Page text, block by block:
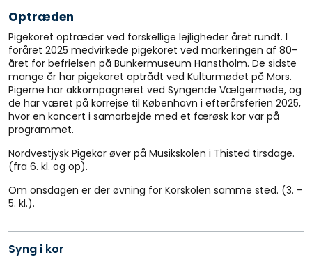
Optræden
Pigekoret optræder ved forskellige lejligheder året rundt. I
foråret 2025 medvirkede pigekoret ved markeringen af 80-
året for befrielsen på Bunkermuseum Hanstholm. De sidste
mange år har pigekoret optrådt ved Kulturmødet på Mors.
Pigerne har akkompagneret ved Syngende Vælgermøde, og
de har været på korrejse til København i efterårsferien 2025,
hvor en koncert i samarbejde med et færøsk kor var på
programmet.
Nordvestjysk Pigekor øver på Musikskolen i Thisted tirsdage.
(fra 6. kl. og op).
Om onsdagen er der øvning for Korskolen samme sted. (3. -
5. kl.).
Syng i kor